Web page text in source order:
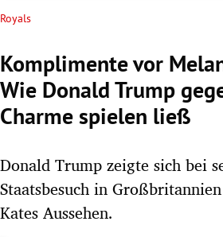
Untermenü
Royals
Komplimente vor
Wie Donald Trump
Charme spielen ließ
Donald Trump zeigte sich bei
Staatsbesuch in
Kates Aussehen.